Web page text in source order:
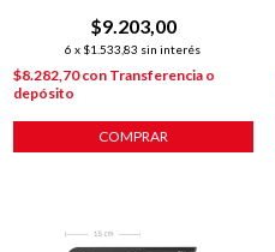
$9.203,00
6 x $1.533,83 sin interés
$8.282,70con Transferencia o
depósito
COMPRAR